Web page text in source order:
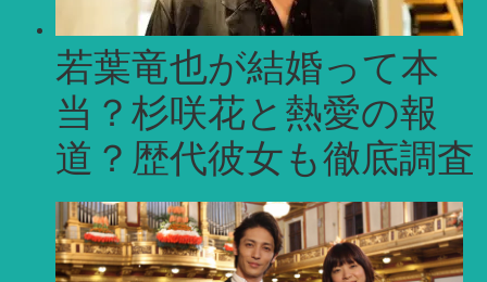
若葉竜也が結婚って本
当？杉咲花と熱愛の報
道？歴代彼女も徹底調査